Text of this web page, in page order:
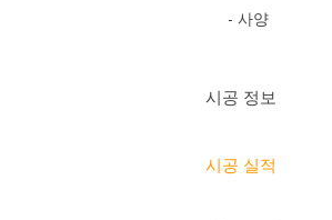
- 사양
시공 정보
시공 실적